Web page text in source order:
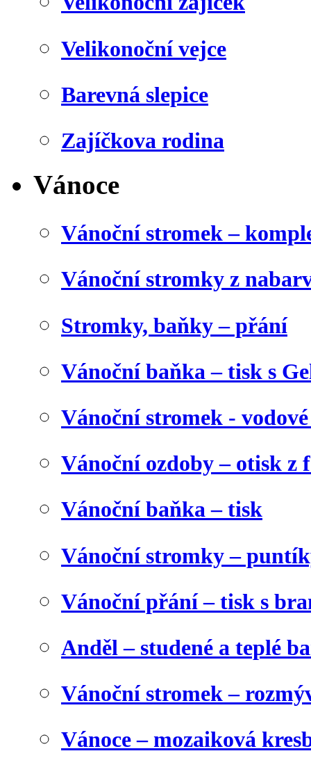
Velikonoční vejce
Barevná slepice
Zajíčkova rodina
Vánoce
Vánoční stromek –
Vánoční stromky z
Stromky, baňky – přání
Vánoční baňka – tisk s
Vánoční stromek -
Vánoční ozdoby – otisk z
Vánoční baňka – tisk
Vánoční stromky –
Vánoční přání – tisk s
Anděl – studené a teplé
Vánoční stromek –
Vánoce – mozaiková